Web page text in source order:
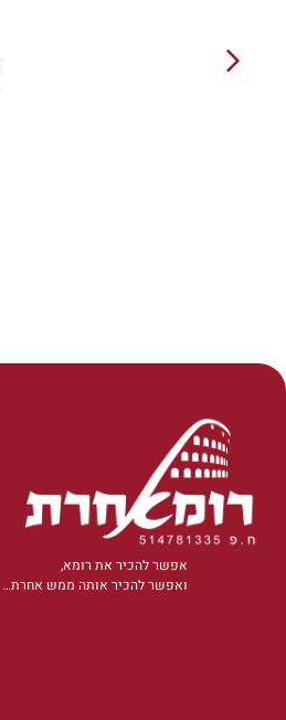
אפשר להכיר את רומא,
ואפשר להכיר אותה ממש אחרת…